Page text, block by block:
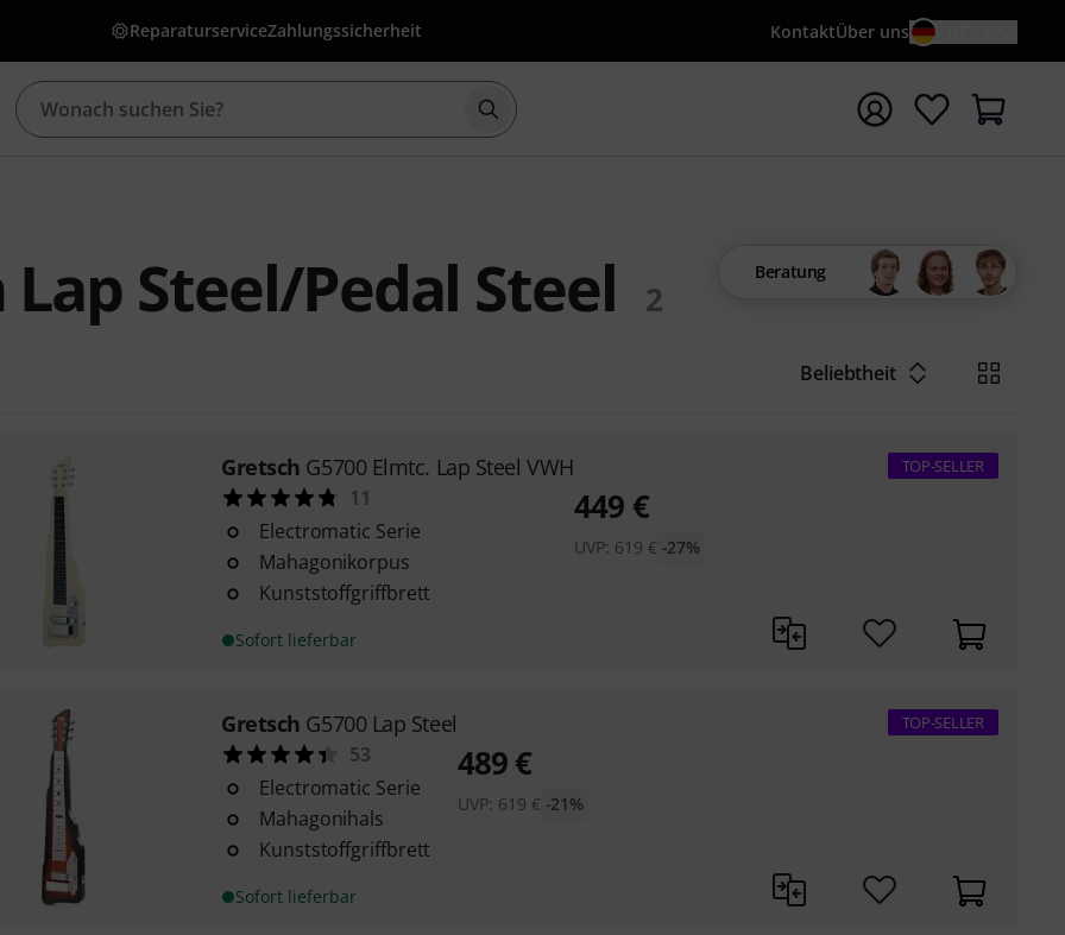
ReparaturserviceZahlungssicherheit KontaktÜber uns
Suche mit Suchwort {searchTerm} starten
Steel/Pedal Steel 2
Beratung
Beliebtheit
Gretsch G5700 Elmtc. Lap Steel VWH
11
Electromatic Serie
Mahagonikorpus
Kunststoffgriffbrett
Sofort lieferbar
TOP-SELLER
449 €
UVP: 619 € -27%
Gretsch G5700 Lap Steel
53
Electromatic Serie
Mahagonihals
Kunststoffgriffbrett
Sofort lieferbar
TOP-SELLER
489€
UVP: 619 € -21%